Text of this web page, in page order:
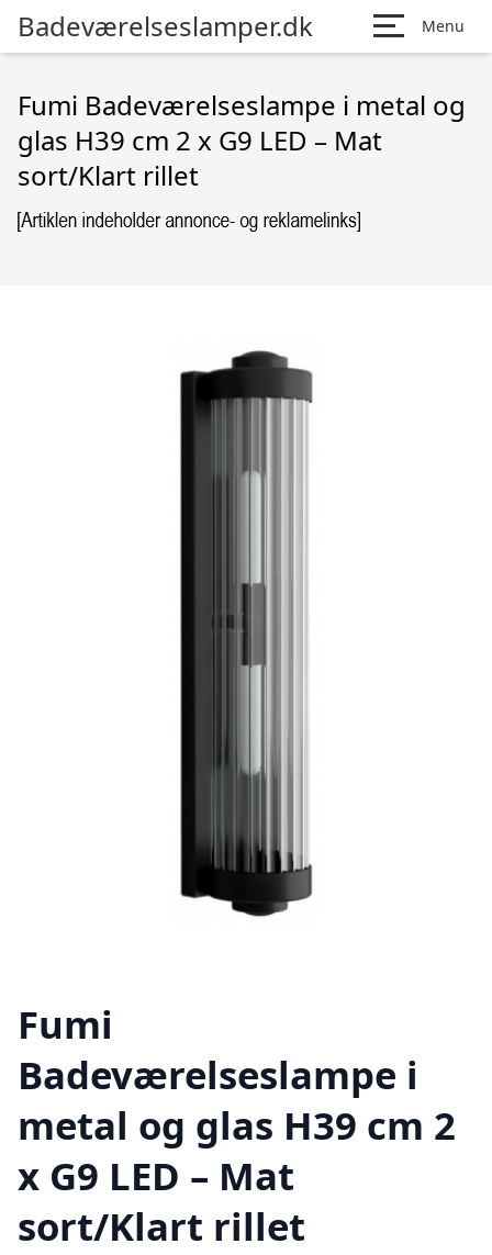
Badeværelseslamper.dk Menu
Fumi Badeværelseslampe i metal og
glas H39 cm 2 x G9 LED – Mat
sort/Klart rillet
Fumi
Badeværelseslampe i
metal og glas H39 cm 2
x G9 LED – Mat
sort/Klart rillet